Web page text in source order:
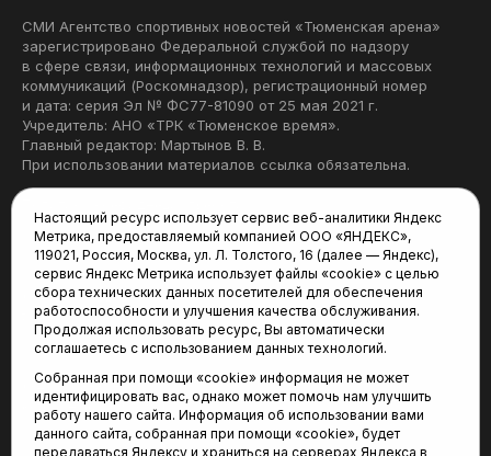
СМИ Агентство спортивных новостей «Тюменская арена»
зарегистрировано Федеральной службой по надзору
в сфере связи, информационных технологий и массовых
коммуникаций (Роскомнадзор), регистрационный номер
и дата: серия Эл № ФС77-81090 от 25 мая 2021 г.
Учредитель: АНО «ТРК «Тюменское время».
Главный редактор: Мартынов В. В.
При использовании материалов ссылка обязательна.
Редакция:
625035, Тюмень, пр. Геологоразведчиков, 28А
(3452) 68-22-28
tum-arena@mail.ru
Отдел продаж:
(3452) 68-89-78
kotovaev@sibinformburo.ru
Настоящий ресурс использует сервис веб-аналитики Яндекс
Метрика, предоставляемый компанией ООО «ЯНДЕКС»,
119021, Россия, Москва, ул. Л. Толстого, 16 (далее — Яндекс),
сервис Яндекс Метрика использует файлы «cookie» с целью
сбора технических данных посетителей для обеспечения
работоспособности и улучшения качества обслуживания.
Продолжая использовать ресурс, Вы автоматически
соглашаетесь с использованием данных технологий.
Собранная при помощи «cookie» информация не может
идентифицировать вас, однако может помочь нам улучшить
работу нашего сайта. Информация об использовании вами
данного сайта, собранная при помощи «cookie», будет
передаваться Яндексу и храниться на серверах Яндекса в